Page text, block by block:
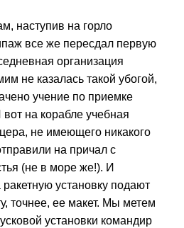
наступив на горло
все же пересдал первую
организация
не казалась такой убогой,
учение по приемке
на корабле учебная
не имеющего никакого
на причал с
(не в море же!). И
установку подают
точнее, ее макет. Мы метем
установки командир